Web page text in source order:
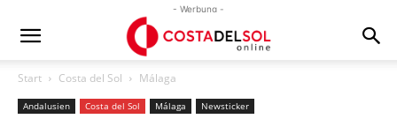
- Werbung -
Start Costa del Sol Málaga
Andalusien Costa del Sol Málaga Newsticker